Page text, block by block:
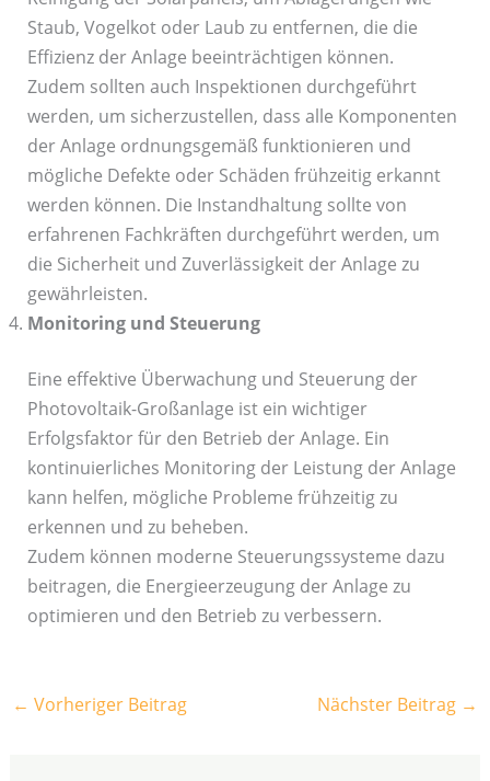
Staub, Vogelkot oder Laub zu entfernen, die die
Effizienz der Anlage beeinträchtigen können.
Zudem sollten auch Inspektionen durchgeführt
werden, um sicherzustellen, dass alle Komponenten
der Anlage ordnungsgemäß funktionieren und
mögliche Defekte oder Schäden frühzeitig erkannt
werden können. Die Instandhaltung sollte von
erfahrenen Fachkräften durchgeführt werden, um
die Sicherheit und Zuverlässigkeit der Anlage zu
gewährleisten.
Monitoring und Steuerung
Eine effektive Überwachung und Steuerung der
Photovoltaik-Großanlage ist ein wichtiger
Erfolgsfaktor für den Betrieb der Anlage. Ein
kontinuierliches Monitoring der Leistung der Anlage
kann helfen, mögliche Probleme frühzeitig zu
erkennen und zu beheben.
Zudem können moderne Steuerungssysteme dazu
beitragen, die Energieerzeugung der Anlage zu
optimieren und den Betrieb zu verbessern.
← Vorheriger Beitrag Nächster Beitrag →